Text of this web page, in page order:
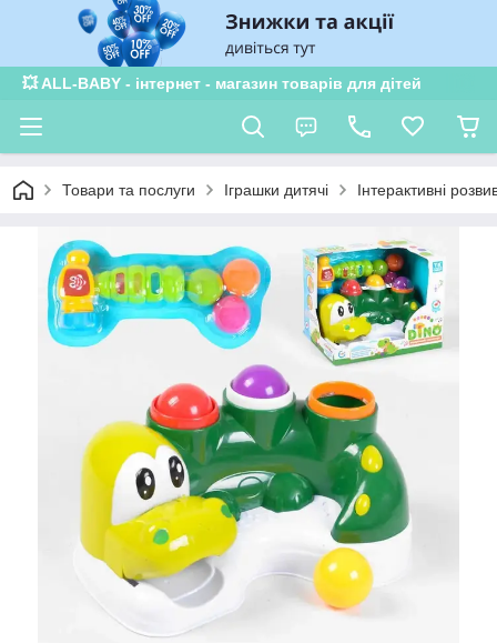
💥 ALL-BABY - інтернет - магазин товарів для дітей
Товари та послуги Іграшки дитячі Інтерактивні